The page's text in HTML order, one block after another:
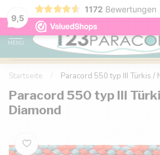
9,5
1172 Bewertungen
Ihrem Konto und sichern Sie sich
MENU
Startseite Paracord 550 typ III Türkis /
Paracord 550 typ III
Diamond